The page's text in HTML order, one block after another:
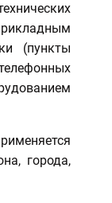
(пункты
города,